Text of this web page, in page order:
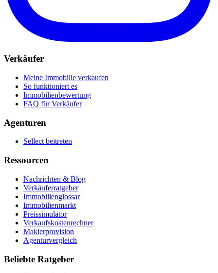
Verkäufer
Meine Immobilie verkaufen
So funktioniert es
Immobilienbewertung
FAQ für Verkäufer
Agenturen
Sellect beitreten
Ressourcen
Nachrichten & Blog
Verkäuferratgeber
Immobilienglossar
Immobilienmarkt
Preissimulator
Verkaufskostenrechner
Maklerprovision
Agenturvergleich
Beliebte Ratgeber